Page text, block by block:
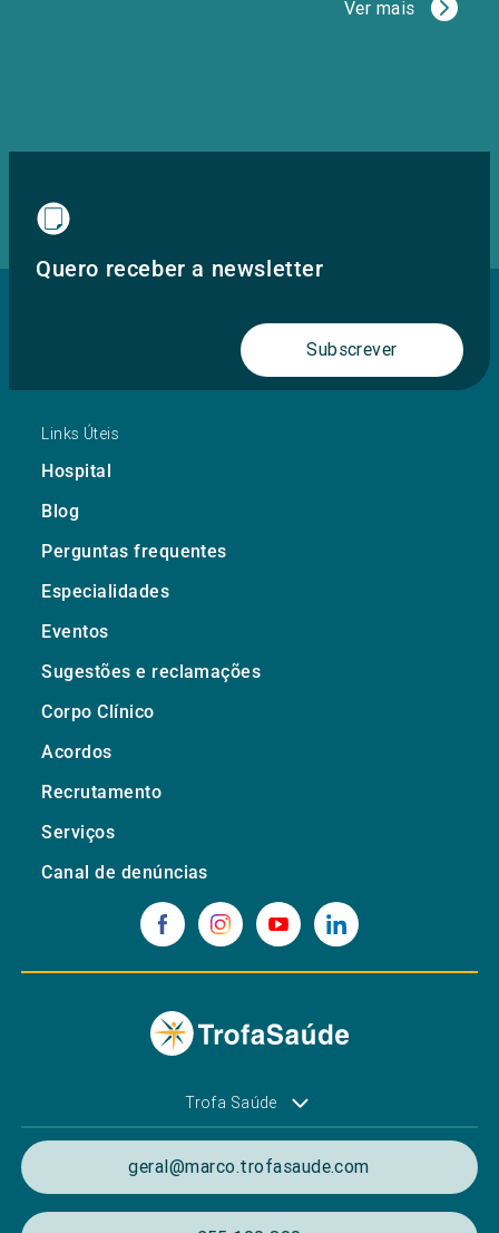
Ver mais
Quero receber a newsletter
Subscrever
Links Úteis
Hospital
Blog
Perguntas frequentes
Especialidades
Eventos
Sugestões e reclamações
Corpo Clínico
Acordos
Recrutamento
Serviços
Canal de denúncias
Trofa Saúde
geral@marco.trofasaude.com